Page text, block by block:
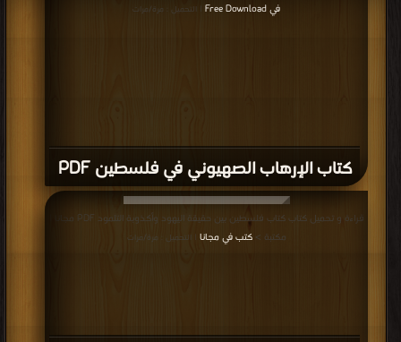
كتاب الإرهاب الصهيوني في فلسطين PDF
في Free Download
| التحميل : مرة/مرات
قراءة و تحميل كتاب كتاب فلسطين بين حقيقة اليهود وأكذوبة التلمود PDF مجانا |
مكتبة >كتب في مجانا | التحميل : مرة/مرات